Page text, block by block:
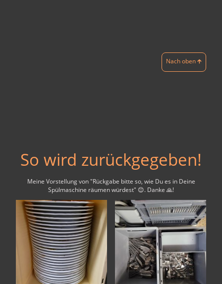
Nach oben 🡱
So wird zurückgegeben!
Meine Vorstellung von "Rückgabe bitte so, wie Du es in Deine
Spülmaschine räumen würdest" 😊. Danke 🙏!